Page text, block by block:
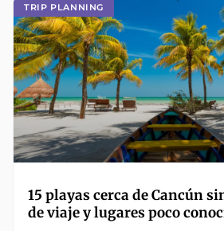
TRIP PLANNING
15 playas cerca de Cancún
de viaje y lugares poco